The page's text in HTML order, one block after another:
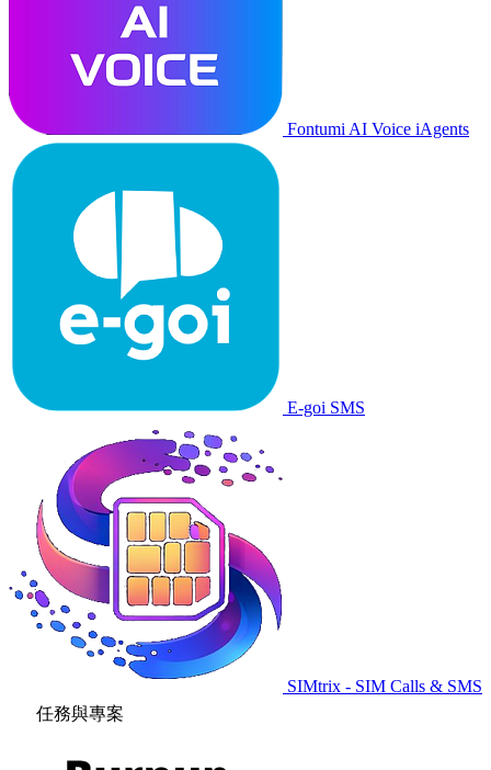
Fontumi AI Voice iAgents
E-goi SMS
SIMtrix - SIM Calls & SMS
任務與專案